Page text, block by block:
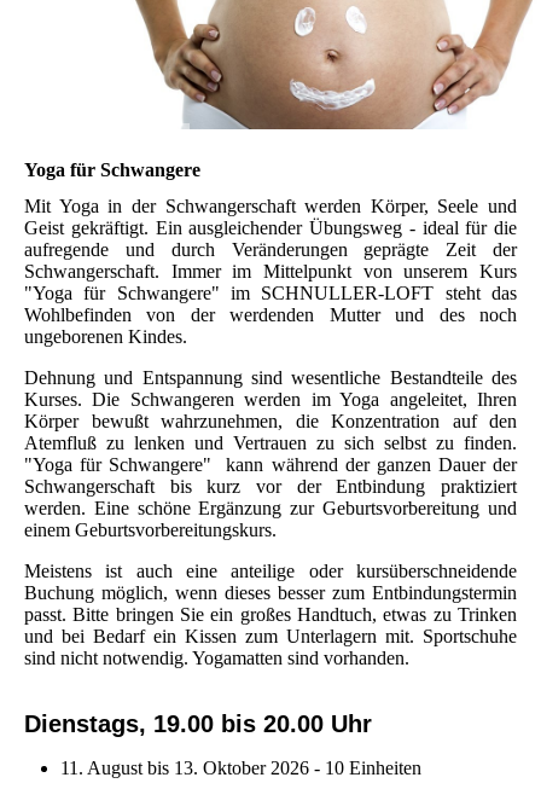
Yoga für Schwangere
Mit Yoga in der Schwangerschaft werden Körper, Seele und
Geist gekräftigt. Ein ausgleichender Übungsweg - ideal für die
aufregende und durch Veränderungen geprägte Zeit der
Schwangerschaft. Immer im Mittelpunkt von unserem Kurs
"Yoga für Schwangere" im SCHNULLER-LOFT steht das
Wohlbefinden von der werdenden Mutter und des noch
ungeborenen Kindes.
Dehnung und Entspannung sind wesentliche Bestandteile des
Kurses. Die Schwangeren werden im Yoga angeleitet, Ihren
Körper bewußt wahrzunehmen, die Konzentration auf den
Atemfluß zu lenken und Vertrauen zu sich selbst zu finden.
"Yoga für Schwangere" kann während der ganzen Dauer der
Schwangerschaft bis kurz vor der Entbindung praktiziert
werden. Eine schöne Ergänzung zur Geburtsvorbereitung und
einem Geburtsvorbereitungskurs.
Meistens ist auch eine anteilige oder kursüberschneidende
Buchung möglich, wenn dieses besser zum Entbindungstermin
passt. Bitte bringen Sie ein großes Handtuch, etwas zu Trinken
und bei Bedarf ein Kissen zum Unterlagern mit. Sportschuhe
sind nicht notwendig. Yogamatten sind vorhanden.
Dienstags, 19.00 bis 20.00 Uhr
11. August bis 13. Oktober 2026 - 10 Einheiten